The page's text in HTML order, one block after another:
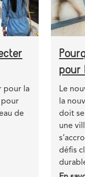
pour la
pour
de
pour
Teaser
Le
la
doit
une
défis